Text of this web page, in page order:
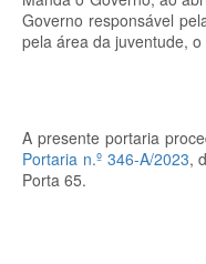
Governo responsável
pela área da juventude, o
A presente portaria
Portaria n.º 346-A/2023,
Porta 65.